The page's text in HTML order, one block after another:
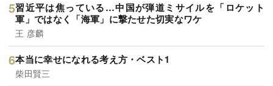
習近平は焦っている…中国が弾道ミサイルを「ロケット
軍」ではなく「海軍」に撃たせた切実なワケ
王 彦麟
本当に幸せになれる考え方・ベスト1
柴田賢三